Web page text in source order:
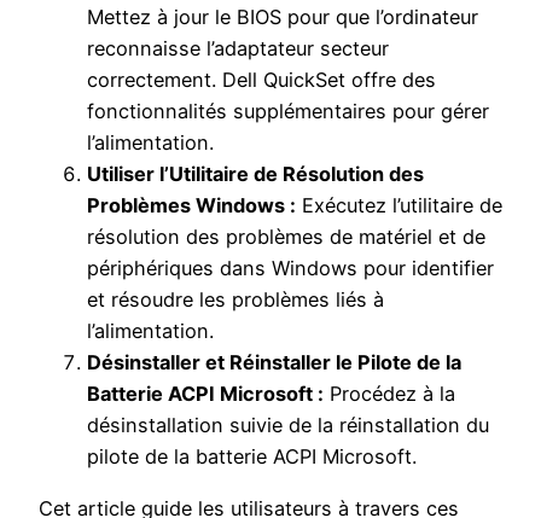
Mettez à jour le BIOS pour que l’ordinateur
reconnaisse l’adaptateur secteur
correctement. Dell QuickSet offre des
fonctionnalités supplémentaires pour gérer
l’alimentation.
Utiliser l’Utilitaire de Résolution des
Problèmes Windows : Exécutez l’utilitaire de
résolution des problèmes de matériel et de
périphériques dans Windows pour identifier
et résoudre les problèmes liés à
l’alimentation.
Désinstaller et Réinstaller le Pilote de la
Batterie ACPI Microsoft : Procédez à la
désinstallation suivie de la réinstallation du
pilote de la batterie ACPI Microsoft.
Cet article guide les utilisateurs à travers ces